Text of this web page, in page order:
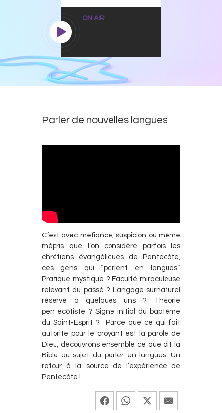
ON AIR
Parler de nouvelles langues
C’est avec méfiance, suspicion ou même
mépris que l’on considère parfois les
chrétiens évangéliques de Pentecôte,
ces gens qui “parlent en langues”.
Pratique mystique ? Faculté miraculeuse
relevant du passé ? Langage surnaturel
réservé à quelques uns ? Théorie
pentecôtiste ? Signe initial du baptême
du Saint-Esprit ? Parce que ce qui fait
autorité pour le croyant est la parole de
Dieu, découvrons ensemble ce que dit la
Bible au sujet du parler en langues. Un
retour à la source de l’expérience de
Pentecôte !